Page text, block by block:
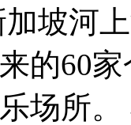
坡河
的60
场所